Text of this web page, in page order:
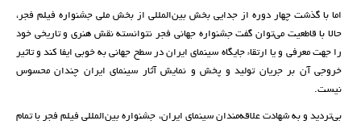
اما با گذشت چهار دوره از جدایی بخش بین‌المللی از بخش ملی جشنواره فیلم فجر،
حالا با قاطعیت می‌توان گفت جشنواره جهانی فجر نتوانسته نقش هنری و تاریخی خود
را جهت معرفی و یا ارتقاء جایگاه سینمای ایران در سطح جهانی به خوبی ایفا کند و تاثیر
خروجی آن بر جریان تولید و پخش و نمایش آثار سینمای ایران چندان محسوس
نیست.
بی‌تردید و به شهادت علاقه‌مندان سینمای ایران، جشنواره بین‌المللی فیلم فجر با تمام